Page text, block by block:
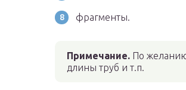
фрагменты.
Примечание. По
длины труб и т.п.